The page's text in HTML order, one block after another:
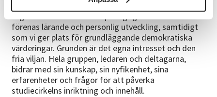
veronica.josefsson@sv.se SV:s kurser och verksamhet
utgår ifrån studiecirkelns pedagogik. I studiecirkeln
förenas lärande och personlig utveckling, samtidigt
som vi ger plats för grundläggande demokratiska
värderingar. Grunden är det egna intresset och den
fria viljan. Hela gruppen, ledaren och deltagarna,
bidrar med sin kunskap, sin nyfikenhet, sina
erfarenheter och frågor för att påverka
studiecirkelns inriktning och innehåll.